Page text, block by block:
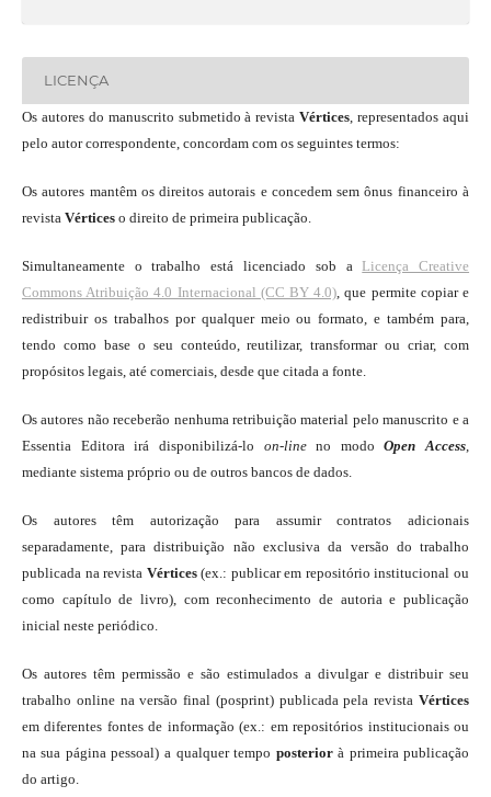
LICENÇA
Os autores do manuscrito submetido à revistaVértices , representados aqui
pelo autor correspondente, concordam com os seguintes termos:
Os autores mantêm os direitos autorais e concedem sem ônus financeiro à
revista Vértices o direito de primeira publicação.
Simultaneamente o trabalho está licenciado sob a Licença Creative
Commons Atribuição 4.0 Internacional (CC BY 4.0) , que permite copiar e
redistribuir os trabalhos por qualquer meio ou formato, e também para,
tendo como base o seu conteúdo, reutilizar, transformar ou criar, com
propósitos legais, até comerciais, desde que citada a fonte.
Os autores não receberão nenhuma retribuição material pelo manuscrito e a
Essentia Editora irá disponibilizá-lo on-lineno modoOpen Access
mediante sistema próprio ou de outros bancos de dados.
Os autores têm autorização para assumir contratos adicionais
separadamente, para distribuição não exclusiva da versão do trabalho
publicada na revista Vértices(ex.: publicar em repositório institucional ou
como capítulo de livro), com reconhecimento de autoria e publicação
inicial neste periódico.
Os autores têm permissão e são estimulados a divulgar e distribuir seu
trabalho online na versão final (posprint) publicada pela revistaVértices
em diferentes fontes de informação (ex.: em repositórios institucionais ou
na sua página pessoal) a qualquer tempo posteriorà primeira publicação
do artigo.